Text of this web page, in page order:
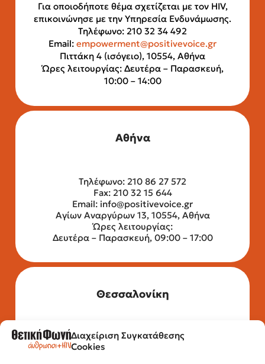
Διαχείριση Συγκατάθεσης
Cookies
Για οποιοδήποτε θέμα σχετίζεται με τον HIV,
επικοινώνησε με την Υπηρεσία Ενδυνάμωσης.
Τηλέφωνο: 210 32 34 492
Email: empowerment@positivevoice.gr
Πιττάκη 4 (ισόγειο), 10554, Αθήνα
Ώρες λειτουργίας: Δευτέρα – Παρασκευή,
10:00 – 14:00
Αθήνα
Τηλέφωνο: 210 86 27 572
Fax: 210 32 15 644
Email: info@positivevoice.gr
Αγίων Αναργύρων 13, 10554, Αθήνα
Ώρες λειτουργίας:
Δευτέρα – Παρασκευή, 09:00 – 17:00
Θεσσαλονίκη
Τηλέφωνο: 2315 525 020
Fax: 210 32 15 644